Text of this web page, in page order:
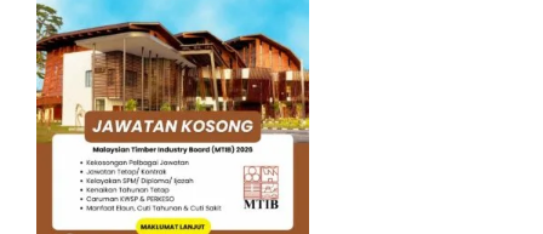
Cara Memohon
Permohonan jawatan diatas hendaklah
melalui pautanPermohonan Online
boleh didapati melalui pautan yang telah
disediakan dibawah. Untuk pemohon kali
pertama, anda perlu mendaftar